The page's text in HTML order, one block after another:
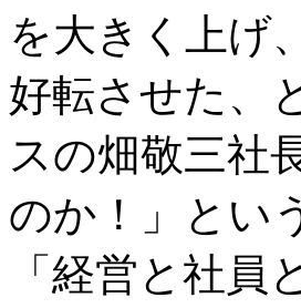
を大きく上げ
好転させた、
スの畑敬三社
のか！」とい
「経営と社